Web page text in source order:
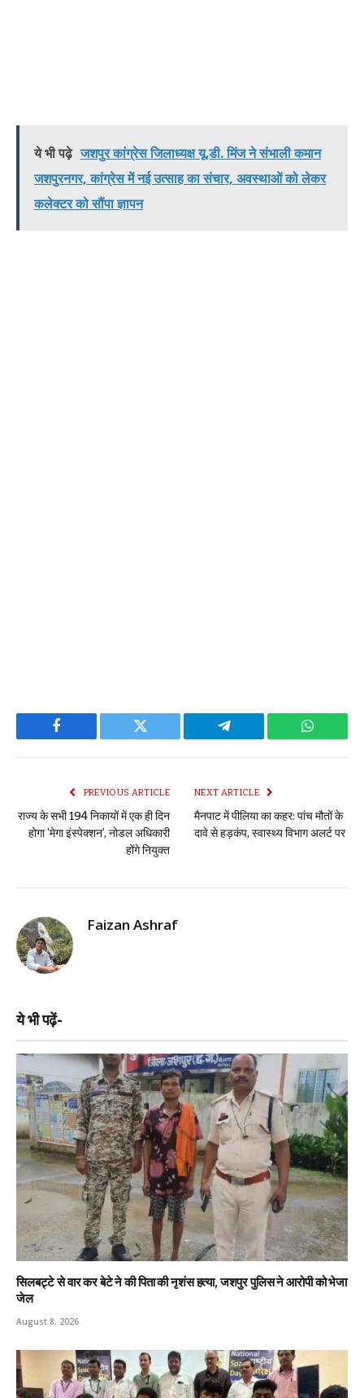
ये भी पढ़े जशपुर कांग्रेस जिलाध्यक्ष यू.डी. मिंज ने संभाली कमान
जशपुरनगर, कांग्रेस में नई उत्साह का संचार, अवस्थाओं को लेकर
कलेक्टर को सौंपा ज्ञापन
Facebook Twitter Telegram
PREVIOUS ARTICLE
राज्य के सभी 194 निकायों में एक ही दिन
होगा ‘मेगा इंस्पेक्शन’, नोडल अधिकारी
होंगे नियुक्त
NEXT ARTICLE
मैनपाट में पीलिया का कहर: पांच मौतों के
दावे से हड़कंप, स्वास्थ्य विभाग अलर्ट पर
Faizan Ashraf
ये भी पढ़ें-
सिलबट्टे से वार कर बेटे ने की पिता की नृशंस हत्या, जशपुर पुलिस ने आरोपी को भेजा
जेल
August 8, 2026